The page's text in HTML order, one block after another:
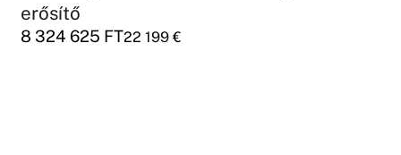
erősítő
8 324 625 FT22 199€